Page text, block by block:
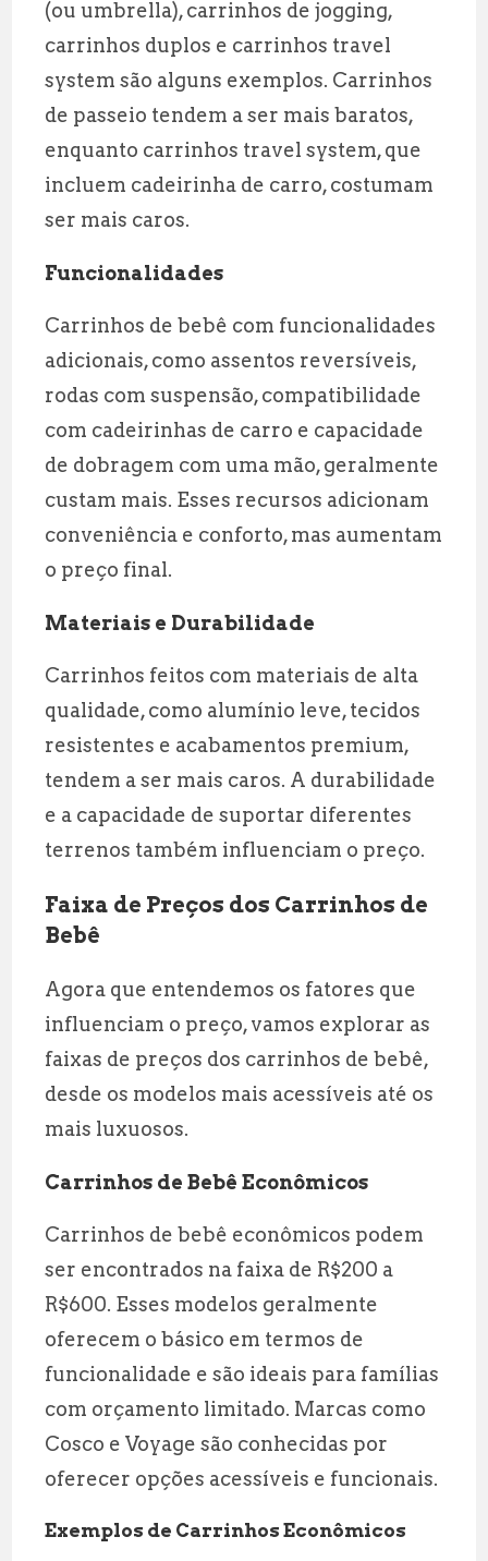
(ou umbrella), carrinhos de jogging,
carrinhos duplos e carrinhos travel
system são alguns exemplos. Carrinhos
de passeio tendem a ser mais baratos,
enquanto carrinhos travel system, que
incluem cadeirinha de carro, costumam
ser mais caros.
Funcionalidades
Carrinhos de bebê com funcionalidades
adicionais, como assentos reversíveis,
rodas com suspensão, compatibilidade
com cadeirinhas de carro e capacidade
de dobragem com uma mão, geralmente
custam mais. Esses recursos adicionam
conveniência e conforto, mas aumentam
o preço final.
Materiais e Durabilidade
Carrinhos feitos com materiais de alta
qualidade, como alumínio leve, tecidos
resistentes e acabamentos premium,
tendem a ser mais caros. A durabilidade
e a capacidade de suportar diferentes
terrenos também influenciam o preço.
Faixa de Preços dos Carrinhos de
Bebê
Agora que entendemos os fatores que
influenciam o preço, vamos explorar as
faixas de preços dos carrinhos de bebê,
desde os modelos mais acessíveis até os
mais luxuosos.
Carrinhos de Bebê Econômicos
Carrinhos de bebê econômicos podem
ser encontrados na faixa de R$200 a
R$600. Esses modelos geralmente
oferecem o básico em termos de
funcionalidade e são ideais para famílias
com orçamento limitado. Marcas como
Cosco e Voyage são conhecidas por
oferecer opções acessíveis e funcionais.
Exemplos de Carrinhos Econômicos